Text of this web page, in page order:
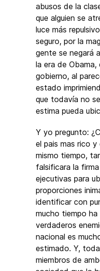
abusos de la
que alguien se
luce más
seguro, por la
gente se negará
la era de
gobierno, al
estado
que todavía no
estima pueda
Y yo pregunto:
el pais mas rico y
mismo tiempo,
falsificara la
ejecutivas para
proporciones
identificar con
mucho tiempo ha
verdaderos
nacional es
estimado. Y,
miembros de